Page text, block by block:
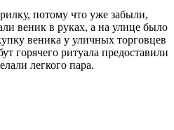
потому что уже забыли,
веник в руках, а на улице было
веника у уличных торговцев
горячего ритуала предоставили
легкого пара.